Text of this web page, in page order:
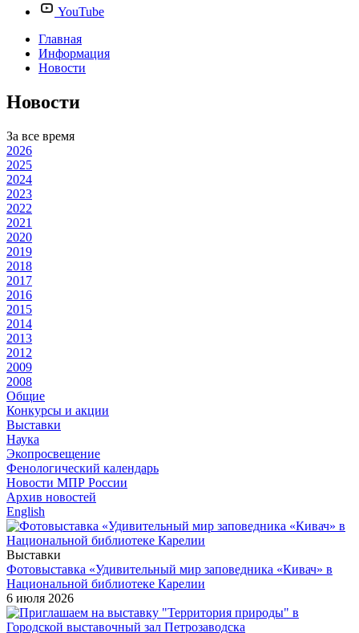
YouTube
Главная
Информация
Новости
Новости
За все время
2026
2025
2024
2023
2022
2021
2020
2019
2018
2017
2016
2015
2014
2013
2012
2009
2008
Общие
Конкурсы и акции
Выставки
Наука
Экопросвещение
Фенологический календарь
Новости МПР России
Архив новостей
English
Выставки
Фотовыставка «Удивительный мир заповедника «Кивач» в
Национальной библиотеке Карелии
6 июля 2026